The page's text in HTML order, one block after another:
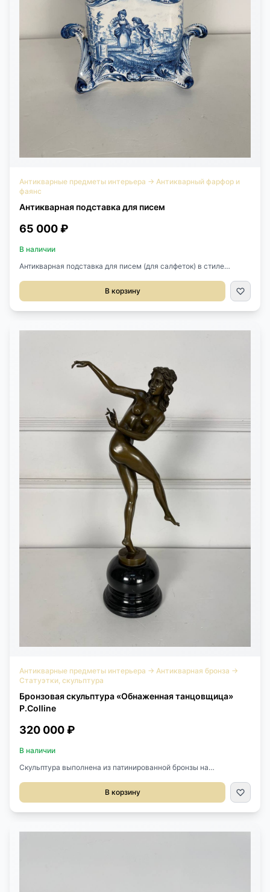
Антикварные предметы интерьера → Антикварный фарфор и
фаянс
Антикварная подставка для писем
65 000 ₽
В наличии
Антикварная подставка для писем (для салфеток) в стиле
бело-голубой росписью.Размер 21х13х25h см.
В корзину
Антикварные предметы интерьера → Антикварная бронза →
Статуэтки, скульптура
Бронзовая скульптура «Обнаженная танцовщица»
P.Colline
320 000 ₽
В наличии
Скульптура выполнена из патинированной бронзы на
Pierre Colline.Стоит клеймо и номер.Размер 25х15х53h см.
В корзину